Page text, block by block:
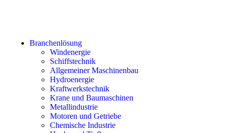
Branchenlösung
Windenergie
Schiffstechnik
Allgemeiner Maschinenbau
Hydroenergie
Kraftwerkstechnik
Krane und Baumaschinen
Metallindustrie
Motoren und Getriebe
Chemische Industrie